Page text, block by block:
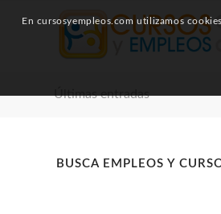
Últimas entradas
BUSCA EMPLEOS Y
En cursosyempleos.com utilizamos